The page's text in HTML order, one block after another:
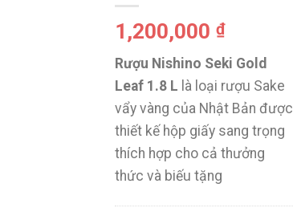
1,200,000 ₫
Rượu Nishino Seki Gold
Leaf 1.8 L là loại rượu Sake
vẩy vàng của Nhật Bản được
thiết kế hộp giấy sang trọng
thích hợp cho cả thưởng
thức và biếu tặng